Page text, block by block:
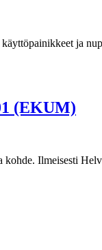
ja
(EKUM)
Ilmeisesti